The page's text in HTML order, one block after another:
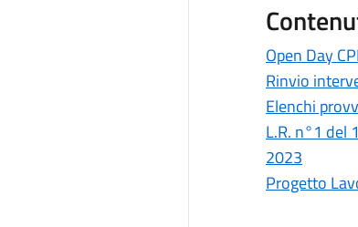
Open Day
Rinvio
Elenchi
L.R. n°1 del
2023
Progetto